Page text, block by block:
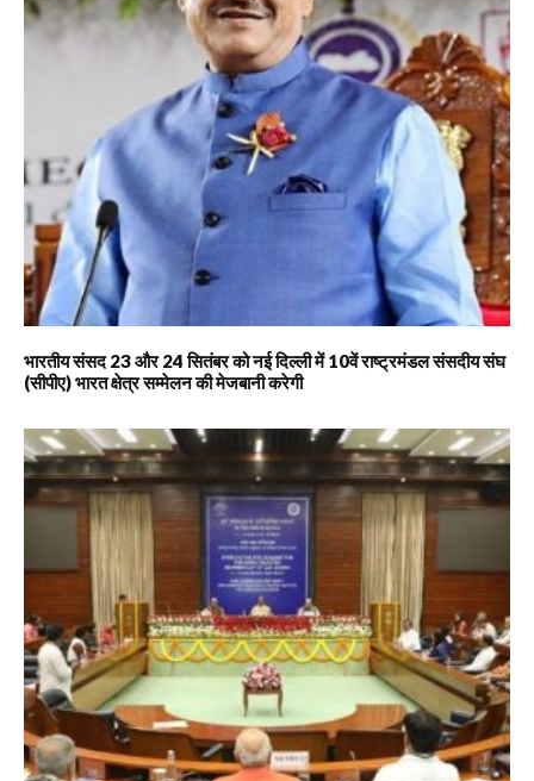
भारतीय संसद 23 और 24 सितंबर को नई दिल्ली में 10वें राष्ट्रमंडल संसदीय संघ
(सीपीए) भारत क्षेत्र सम्मेलन की मेजबानी करेगी